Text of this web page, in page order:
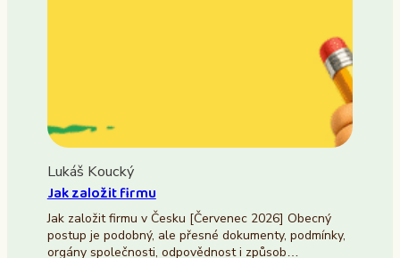
Lukáš Koucký
Jak založit firmu
Jak založit firmu v Česku [Červenec 2026] Obecný
postup je podobný, ale přesné dokumenty, podmínky,
orgány společnosti, odpovědnost i způsob…